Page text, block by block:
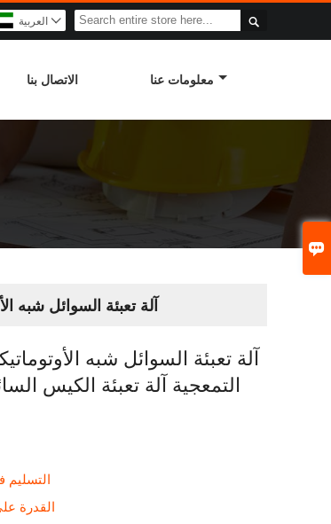

 العربية 
الاتصال بنا معلومات عنا
آلة تعبئة السوائل شبه
آلة تعبئة السوائل شبه
التمعجية آلة تعبئة الكيس
القدرة